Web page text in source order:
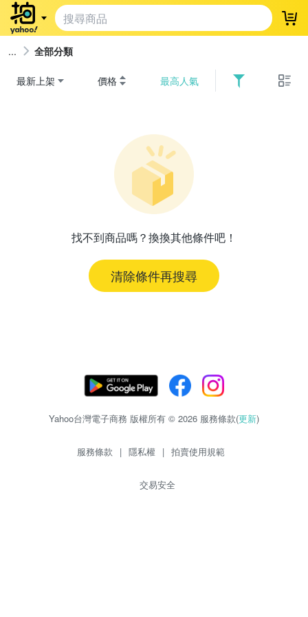
登
全部分類
最新上架 價格 最高人氣
找不到商品嗎？換換其他條件吧！
清除條件再搜尋
Yahoo台灣電子商務 版權所有 © 2026 服務條款(更新)
服務條款 | 隱私權 | 拍賣使用規範
交易安全